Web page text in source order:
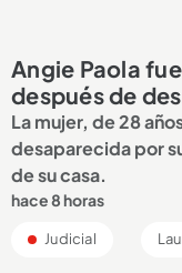
Angie Paola
después de
La mujer, de 28
desaparecida por
de su casa.
hace 8 horas
Judicial